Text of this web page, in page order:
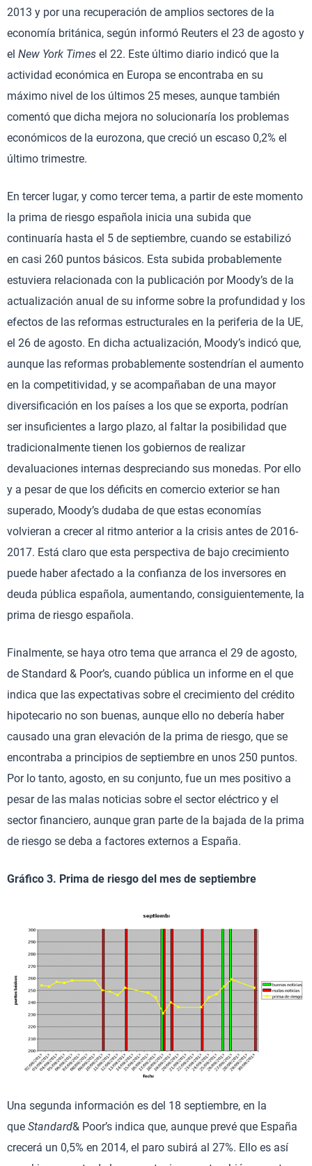
2013 y por una recuperación de amplios sectores de la
economía británica, según informó Reuters el 23 de agosto y
el New York Times el 22. Este último diario indicó que la
actividad económica en Europa se encontraba en su
máximo nivel de los últimos 25 meses, aunque también
comentó que dicha mejora no solucionaría los problemas
económicos de la eurozona, que creció un escaso 0,2% el
último trimestre.
En tercer lugar, y como tercer tema, a partir de este momento
la prima de riesgo española inicia una subida que
continuaría hasta el 5 de septiembre, cuando se estabilizó
en casi 260 puntos básicos. Esta subida probablemente
estuviera relacionada con la publicación por Moody’s de la
actualización anual de su informe sobre la profundidad y los
efectos de las reformas estructurales en la periferia de la UE,
el 26 de agosto. En dicha actualización, Moody’s indicó que,
aunque las reformas probablemente sostendrían el aumento
en la competitividad, y se acompañaban de una mayor
diversificación en los países a los que se exporta, podrían
ser insuficientes a largo plazo, al faltar la posibilidad que
tradicionalmente tienen los gobiernos de realizar
devaluaciones internas despreciando sus monedas. Por ello
y a pesar de que los déficits en comercio exterior se han
superado, Moody’s dudaba de que estas economías
volvieran a crecer al ritmo anterior a la crisis antes de 2016-
2017. Está claro que esta perspectiva de bajo crecimiento
puede haber afectado a la confianza de los inversores en
deuda pública española, aumentando, consiguientemente, la
prima de riesgo española.
Finalmente, se haya otro tema que arranca el 29 de agosto,
de Standard & Poor’s, cuando pública un informe en el que
indica que las expectativas sobre el crecimiento del crédito
hipotecario no son buenas, aunque ello no debería haber
causado una gran elevación de la prima de riesgo, que se
encontraba a principios de septiembre en unos 250 puntos.
Por lo tanto, agosto, en su conjunto, fue un mes positivo a
pesar de las malas noticias sobre el sector eléctrico y el
sector financiero, aunque gran parte de la bajada de la prima
de riesgo se deba a factores externos a España.
Gráfico 3. Prima de riesgo del mes de septiembre
Una segunda información es del 18 septiembre, en la
que Standard& Poor’s indica que, aunque prevé que España
crecerá un 0,5% en 2014, el paro subirá al 27%. Ello es así